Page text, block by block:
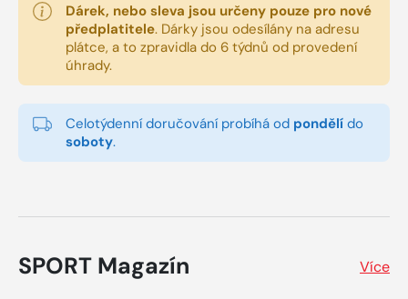
Dárek, nebo sleva jsou určeny pouze pro nové
předplatitele. Dárky jsou odesílány na adresu
plátce, a to zpravidla do 6 týdnů od provedení
úhrady.
Celotýdenní doručování probíhá od pondělí do
soboty.
SPORT Magazín Více